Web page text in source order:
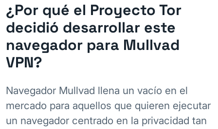
¿Por qué el Proyecto Tor
decidió desarrollar este
navegador para Mullvad
VPN?
Navegador Mullvad llena un vacío en el
mercado para aquellos que quieren ejecutar
un navegador centrado en la privacidad tan